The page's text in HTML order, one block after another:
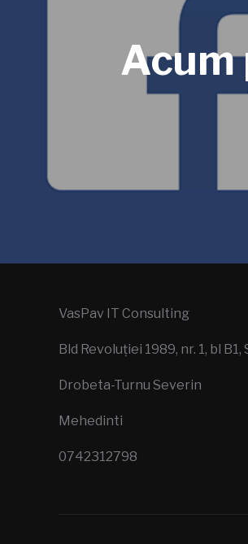
Acum
VasPav IT Consulting
Bld Revoluției 1989, nr. 1, bl B1,
Drobeta-Turnu Severin
Mehedinti
0742312798